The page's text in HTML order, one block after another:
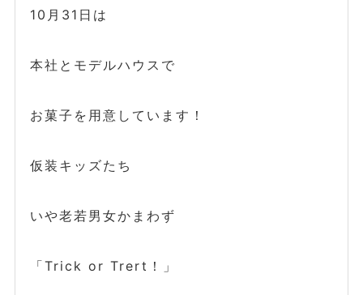
10月31日は
本社とモデルハウスで
お菓子を用意しています！
仮装キッズたち
いや老若男女かまわず
「Trick or Trert！」